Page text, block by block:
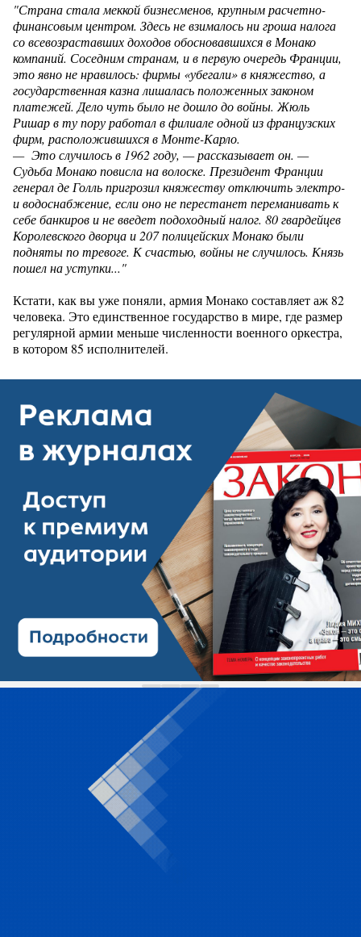
"Страна стала меккой бизнесменов, крупным расчетно-
финансовым центром. Здесь не взималось ни гроша налога
со всевозраставших доходов обосновавшихся в Монако
компаний. Соседним странам, и в первую очередь Франции,
это явно не нравилось: фирмы «убегали» в княжество, а
государственная казна лишалась положенных законом
платежей. Дело чуть было не дошло до войны. Жюль
Ришар в ту пору работал в филиале одной из французских
фирм, расположившихся в Монте-Карло.
— Это случилось в 1962 году, — рассказывает он. —
Судьба Монако повисла на волоске. Президент Франции
генерал де Голль пригрозил княжеству отключить электро-
и водоснабжение, если оно не перестанет переманивать к
себе банкиров и не введет подоходный налог. 80 гвардейцев
Королевского дворца и 207 полицейских Монако были
подняты по тревоге. К счастью, войны не случилось. Князь
пошел на уступки..."
Кстати, как вы уже поняли, армия Монако составляет аж 82
человека. Это единственное государство в мире, где размер
регулярной армии меньше численности военного оркестра,
в котором 85 исполнителей.